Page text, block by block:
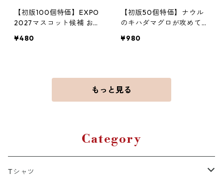
【初版100個特価】EXPO
2027マスコット候補 おん
¥480
【初版50個特価】ナウル
のキハダマグロが攻めてき
¥980
もっと見る
Category
Tシャツ